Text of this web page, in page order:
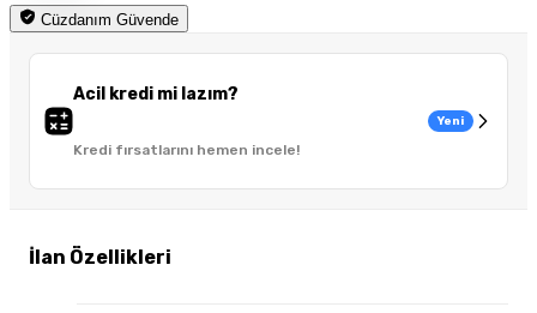
Cüzdanım Güvende
Acil kredi mi lazım?
Kredi fırsatlarını hemen incele!
Yeni
İlan Özellikleri